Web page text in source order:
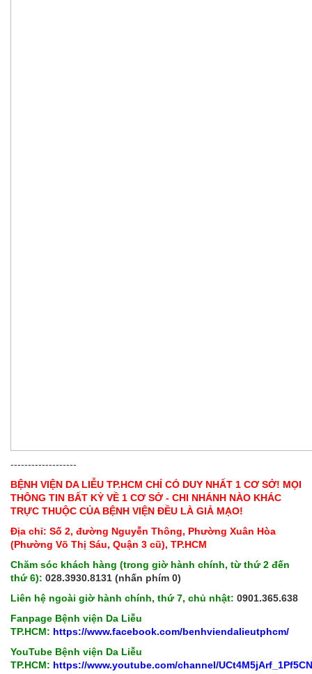
-------------------
BỆNH VIỆN DA LIỄU TP.HCM CHỈ CÓ DUY NHẤT 1 CƠ SỞ! MỌI
THÔNG TIN BẤT KỲ VỀ 1 CƠ SỞ - CHI NHÁNH NÀO KHÁC
TRỰC THUỘC CỦA BỆNH VIỆN ĐỀU LÀ GIẢ MẠO!
Địa chỉ: Số 2, đường Nguyễn Thông, Phường Xuân Hòa
(Phường Võ Thị Sáu, Quận 3 cũ), TP.HCM
Chăm sóc khách hàng (trong giờ hành chính, từ thứ 2 đến
thứ 6): 028.3930.8131 (nhấn phím 0)
Liên hệ ngoài giờ hành chính, thứ 7, chủ nhật: 0901.365.638
Fanpage Bệnh viện Da Liễu
TP.HCM: https://www.facebook.com/benhviendalieutphcm/
YouTube Bệnh viện Da Liễu
TP.HCM: https://www.youtube.com/channel/